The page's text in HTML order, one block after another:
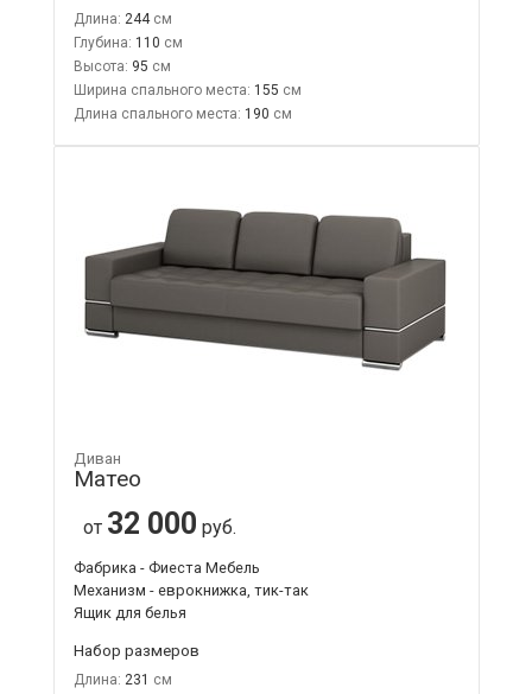
Длина: 244
Глубина: 110
Высота: 95
Ширина спального места: 155
Длина спального места: 190
Диван
Матео
от 32 000 руб.
Фабрика - Фиеста Мебель
Механизм - еврокнижка, тик-так
Ящик для белья
Набор размеров
Длина: 231